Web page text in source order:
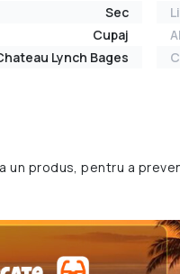
Sec
Cupaj
Lynch Bages
produs, pentru a